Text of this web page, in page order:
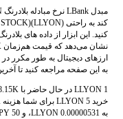
کنید. این ابزار از داده های
ارزهای دیجیتال به طور مکرر
به این صفحه مراجعه کنید تا